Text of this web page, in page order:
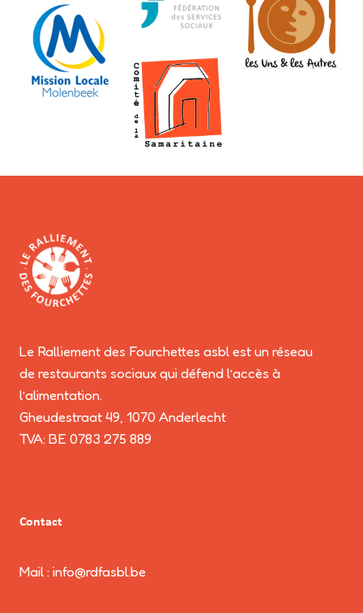
Le Ralliement des Fourchettes asbl est un réseau
de restaurants sociaux qui défend l’accès à
l’alimentation.
Gheudestraat 49, 1070 Anderlecht
TVA: BE 0783 275 889
Contact
Mail : info@rdfasbl.be